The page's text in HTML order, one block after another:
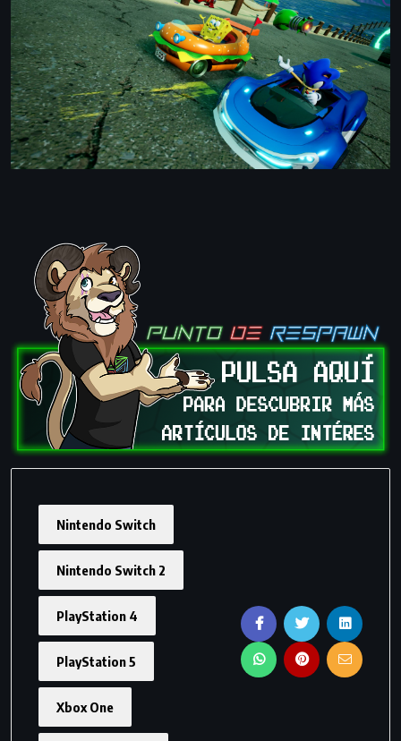
Nintendo Switch
Nintendo Switch 2
PlayStation 4
PlayStation 5
Xbox One